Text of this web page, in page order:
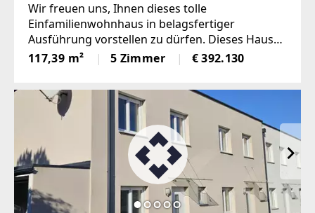
Wir freuen uns, Ihnen dieses tolle
Einfamilienwohnhaus in belagsfertiger
Ausführung vorstellen zu dürfen. Dieses Haus
ist Teil der exklusiven Hofwohnhausanlage Ybbs
an der Donau, welche aus 4 frei stehenden
Reihenhauseinheiten
117,39 m² 5 Zimmer € 392.130